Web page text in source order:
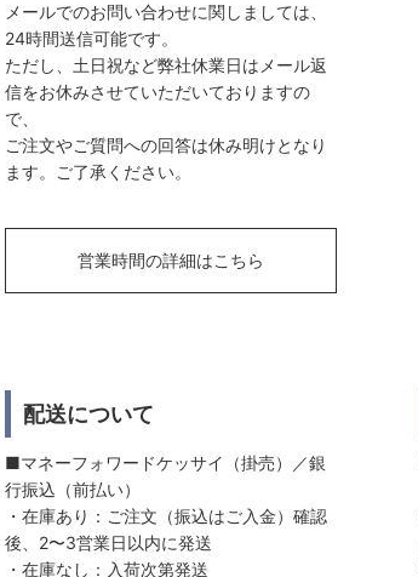
メールでのお問い合わせに関しましては、
24時間送信可能です。
ただし、土日祝など弊社休業日はメール返
信をお休みさせていただいておりますの
で、
ご注文やご質問への回答は休み明けとなり
ます。ご了承ください。
営業時間の詳細はこちら
配送について
■マネーフォワードケッサイ（掛売）／銀
行振込（前払い）
・在庫あり：ご注文（振込はご入金）確認
後、2〜3営業日以内に発送
・在庫なし：入荷次第発送